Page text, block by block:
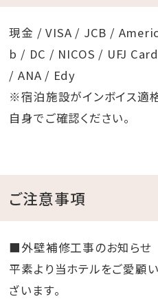
現金 / VISA / JCB /
b / DC / NICOS / UFJ
/ ANA / Edy
※宿泊施設がインボイス適
自身でご確認ください。
ご注意事項
■外壁補修工事のお知らせ
平素より当ホテルをご愛顧
ざいます。